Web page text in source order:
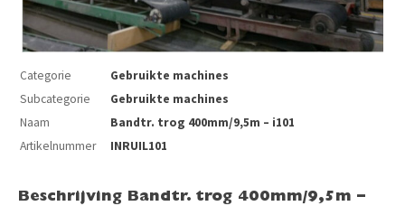
Categorie
Gebruikte machines
Subcategorie
Gebruikte machines
Naam
Bandtr. trog 400mm/9,5m – i101
Artikelnummer
INRUIL101
Beschrijving Bandtr. trog 400mm/9,5m –